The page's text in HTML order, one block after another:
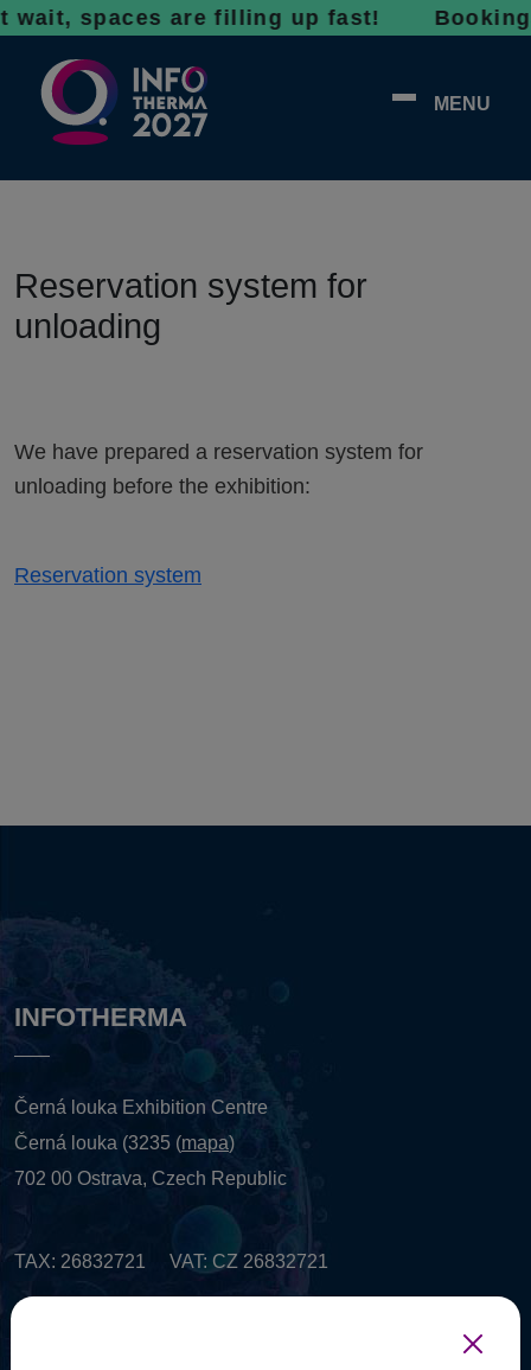
wait, spaces are filling up fast!
MENU
Reservation system for
unloading
We have prepared a reservation system for
unloading before the exhibition:
Reservation system
INFOTHERMA
Černá louka Exhibition Centre
Černá louka (3235 (mapa)
702 00 Ostrava, Czech Republic
TAX: 26832721 VAT: CZ 26832721